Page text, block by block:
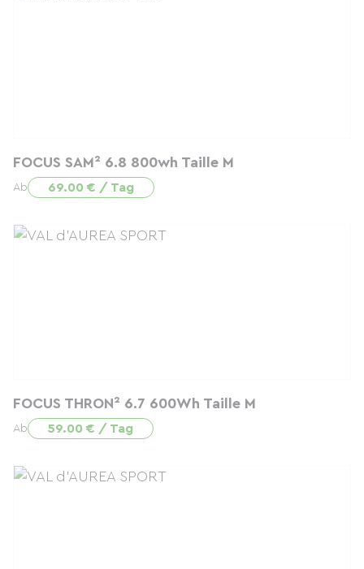
FOCUS SAM² 6.8 800wh Taille M
Ab 69.00 € / Tag
FOCUS THRON² 6.7 600Wh Taille M
Ab 59.00 € / Tag